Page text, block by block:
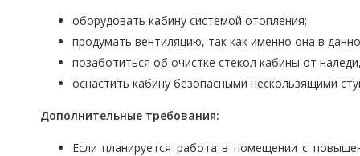
оборудовать кабину системой отопления;
продумать вентиляцию, так как именно она в
позаботиться об очистке стекол кабины от
оснастить кабину безопасными нескользящими
Дополнительные требования:
Если планируется работа в помещении с